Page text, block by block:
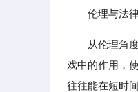
伦理与法
从伦理角
戏中的作用，
往往能在短时